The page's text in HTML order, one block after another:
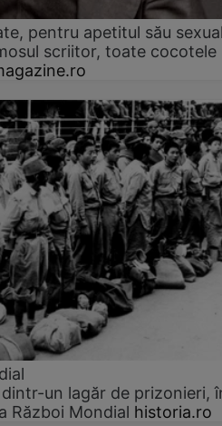
pentru apetitul său
scriitor, toate cocotele
un lagăr de prizonieri,
Război Mondial historia.ro